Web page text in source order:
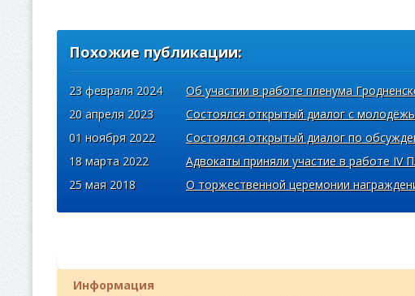
Похожие публикации:
23 февраля 2024
Об участии в работе пленума
20 апреля 2023
Состоялся открытый диалог с
01 ноября 2022
Состоялся открытый диалог по
18 марта 2022
Адвокаты приняли участие в работе IV
25 мая 2018
О торжественной церемонии
Информация